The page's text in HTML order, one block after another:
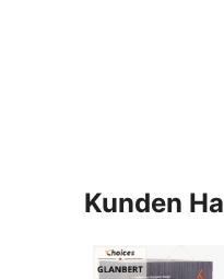
Kunden